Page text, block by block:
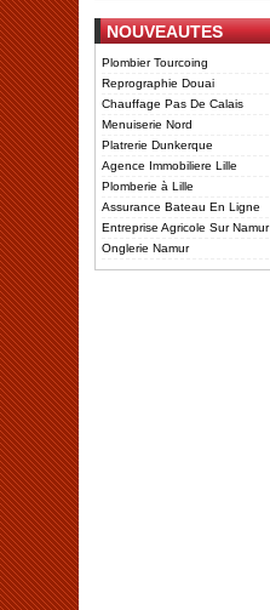
NOUVEAUTES
Plombier Tourcoing
Reprographie Douai
Chauffage Pas De Calais
Menuiserie Nord
Platrerie Dunkerque
Agence Immobiliere Lille
Plomberie à Lille
Assurance Bateau En Ligne
Entreprise Agricole Sur Namur
Onglerie Namur